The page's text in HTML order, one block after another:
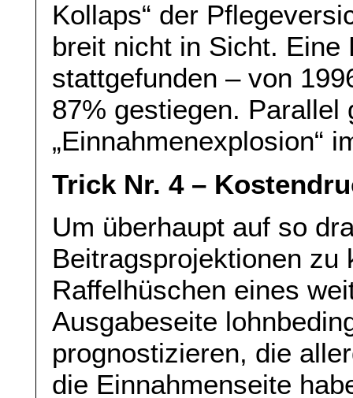
Kollaps“ der
breit nicht in Sicht. Eine
stattgefunden – von
87% gestiegen. Parallel
„Einnahmenexplosion“
Trick Nr. 4 –
Um überhaupt auf so
Beitragsprojektionen zu
Raffelhüschen eines
Ausgabeseite
prognostizieren, die
die Einnahmenseite